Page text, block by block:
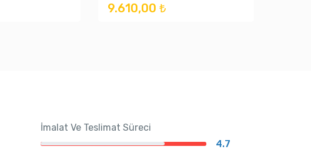
9.610,00 ₺
İmalat Ve Teslimat Süreci
4.7